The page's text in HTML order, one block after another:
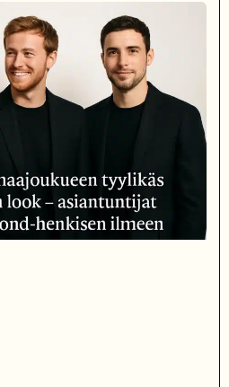
nauttivat Eppu Normaalin
– kuva Ratinan stadionilta
traktorionnettomuudessa – jalka
avulla
UFO-havainnoissa? – UAP-ilmiöiden